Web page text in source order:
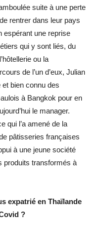
suite à une perte
rentrer dans leur pays
espérant une reprise
qui y sont liés, du
ou la
de l’un d’eux, Julian
bien connu des
à Bangkok pour en
le manager.
qui l’a amené de la
pâtisseries françaises
à une jeune société
produits transformés à
expatrié en Thaïlande
?